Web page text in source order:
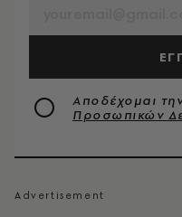
Αποδέχομαι
Προσωπικών